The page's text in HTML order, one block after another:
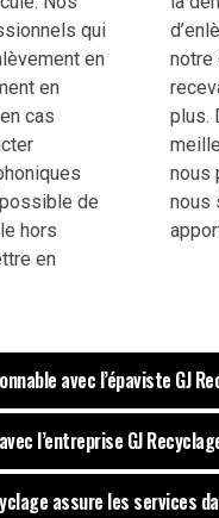
qui
en
en
cas
de
hors
en
notre
plus.
nous
nous
avec l’épaviste GJ
l’entreprise GJ
assure les services